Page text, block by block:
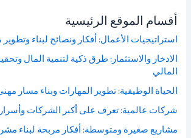
أقسام الموقع الرئيسية
استراتيجيات الأعمال: أفكار ونصائح لبناء
الادخار والاستثمار: طرق ذكية لتنمية المال
المالي
الحياة الوظيفية: تطوير المهارات وبناء مسار
شركات عالمية: تعرف على أكبر الشركات
مشاريع صغيرة ومتوسطة: أفكار مربحة لبناء